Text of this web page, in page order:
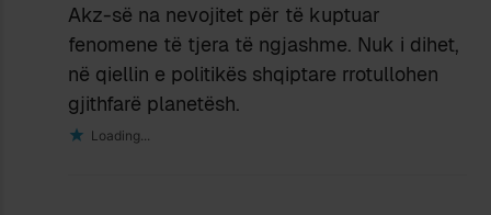
Akz-së na nevojitet për të kuptuar
fenomene të tjera të ngjashme. Nuk i dihet,
në qiellin e politikës shqiptare rrotullohen
gjithfarë planetësh.
Loading...